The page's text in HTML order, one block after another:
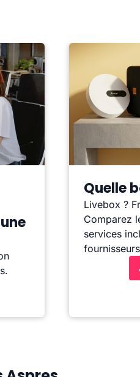
Quelle
Livebox ?
Comparez
services